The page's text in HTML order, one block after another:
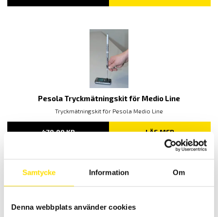
Samtycke Information Om
Denna webbplats använder cookies
Pesola Tryckmätningskit för Medio Line
Tryckmätningskit för Pesola Medio Line
470.00KR LÄS MER
Relaterade produkter